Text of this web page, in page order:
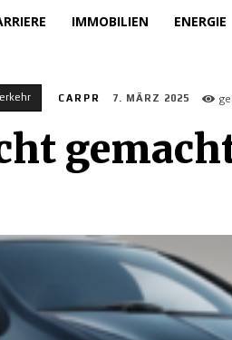
IMMOBILIEN ENERGIE
CARPR 7. MÄRZ 2025